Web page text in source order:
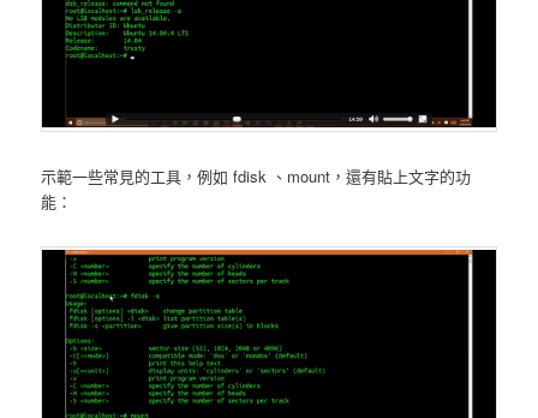
示範一些常見的工具，例如 fdisk 、mount，還有貼上文字的功
能：